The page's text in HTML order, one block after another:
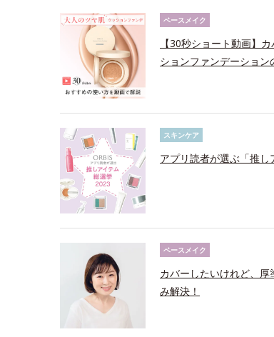
ベースメイク
【30秒ショート動画】
ションファンデーション
スキンケア
アプリ読者が選ぶ「推し
ベースメイク
カバーしたいけれど、
み解決！